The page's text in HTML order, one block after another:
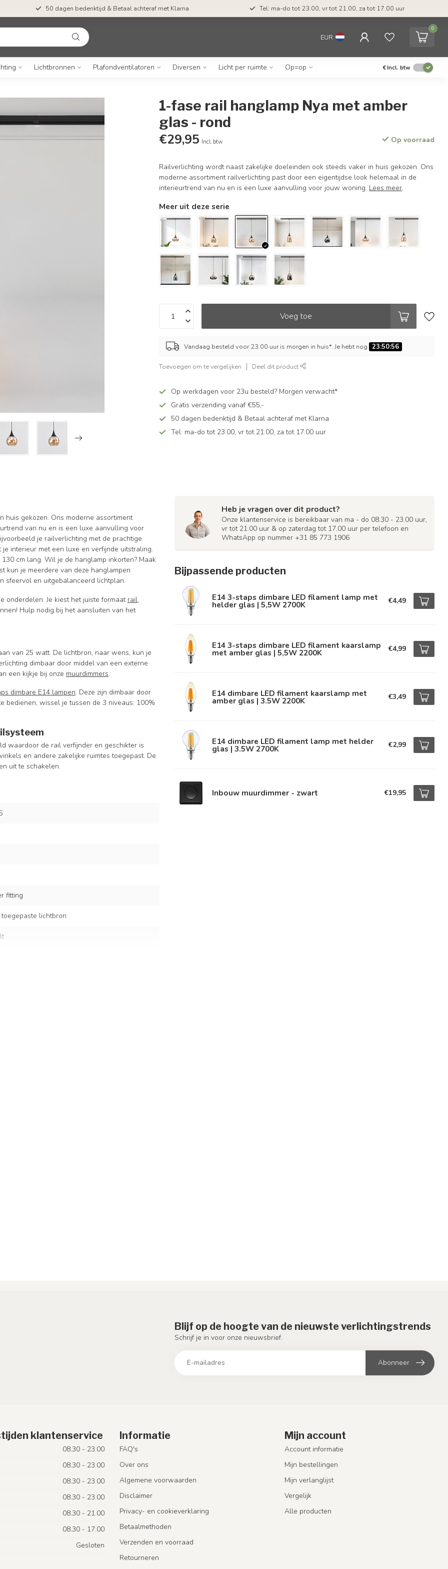
50 dagen bedenktijd & Betaal achteraf met Klarna Tel: ma-do tot 23.00, vr tot 21.00, za tot 17.00 uur
EUR
0
Lichtbronnen Plafondventilatoren Diversen Licht per ruimte Op=op €Incl. btw
1-fase rail hanglamp Nya met amber
glas - rond
€29,95 Incl. btw Op voorraad
Railverlichting wordt naast zakelijke doeleinden ook steeds vaker in huis gekozen. Ons
moderne assortiment railverlichting past door een eigentijdse look helemaal in de
interieurtrend van nu en is een luxe aanvulling voor jouw woning. Lees meer.
Meer uit deze serie
Voeg toe
Vandaag besteld voor 23.00 uur is morgen in huis*. Je hebt nog 23:50:55
Toevoegen om te vergelijken Deel dit product
Op werkdagen voor 23u besteld? Morgen verwacht*
Gratis verzending vanaf €55,-
50 dagen bedenktijd & Betaal achteraf met Klarna
Tel: ma-do tot 23.00, vr tot 21.00, za tot 17.00 uur
huis gekozen. Ons moderne assortiment
van nu en is een luxe aanvulling voor
je railverlichting met de prachtige
interieur met een luxe en verfijnde uitstraling.
cm lang. Wil je de hanglamp inkorten? Maak
kun je meerdere van deze hanglampen
sfeervol en uitgebalanceerd lichtplan.
onderdelen. Je kiest het juiste formaat rail,
Hulp nodig bij het aansluiten van het
van 25 watt. De lichtbron, naar wens, kun je
dimbaar door middel van een externe
een kijkje bij onze muurdimmers.
dimbare E14 lampen. Deze zijn dimbaar door
bedienen, wissel je tussen de 3 niveaus: 100%
waardoor de rail verfijnder en geschikter is
en andere zakelijke ruimtes toegepast. De
uit te schakelen.
fitting
lichtbron
Heb je vragen over dit product?
Onze klantenservice is bereikbaar van ma - do 08.30 - 23.00 uur,
vr tot 21.00 uur & op zaterdag tot 17.00 uur per telefoon en
WhatsApp op nummer +31 85 773 1906
Bijpassende producten
E14 3-staps dimbare LED filament lamp met
helder glas | 5,5W 2700K €4,49
E14 3-staps dimbare LED filament kaarslamp
met amber glas | 5,5W 2200K €4,99
E14 dimbare LED filament kaarslamp met
amber glas | 3.5W 2200K €3,49
E14 dimbare LED filament lamp met helder
glas | 3.5W 2700K €2,99
Inbouw muurdimmer - zwart €19,95
Blijf op de hoogte van de nieuwste verlichtingstrends
Schrijf je in voor onze nieuwsbrief.
Abonneer
klantenservice
08.30 - 23.00
08.30 - 23.00
08.30 - 23.00
08.30 - 23.00
08.30 - 21.00
08.30 - 17.00
Gesloten
Informatie
FAQ's
Over ons
Algemene voorwaarden
Disclaimer
Privacy- en cookieverklaring
Betaalmethoden
Verzenden en voorraad
Retourneren
Mijn account
Account informatie
Mijn bestellingen
Mijn verlanglijst
Vergelijk
Alle producten